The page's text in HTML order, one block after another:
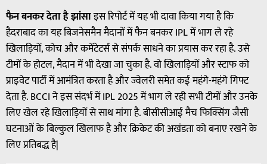
फैन बनकर देता है झांसाइस रिपोर्ट में यह भी दावा किया गया है कि
हैदराबाद का यह बिजनेसमैन मैदानों में फैन बनकर IPL में भाग ले रहे
खिलाड़ियों, कोच और कमेंटेटर्स से संपर्क साधने का प्रयास कर रहा है. उसे
टीमों के होटल, मैदान में भी देखा जा चुका है. वो खिलाड़ियों और स्टाफ को
प्राइवेट पार्टी में आमंत्रित करता है और ज्वेलरी समेत कई महंगे-महंगे गिफ्ट
देता है. BCCI ने इस संदर्भ में IPL 2025 में भाग ले रही सभी टीमों और उनके
लिए खेल रहे खिलाड़ियों से साथ मांगा है. बीसीसीआई मैच फिक्सिंग जैसी
घटनाओं के बिल्कुल खिलाफ है और क्रिकेट की अखंडता को बनाए रखने के
लिए प्रतिबद्ध है|